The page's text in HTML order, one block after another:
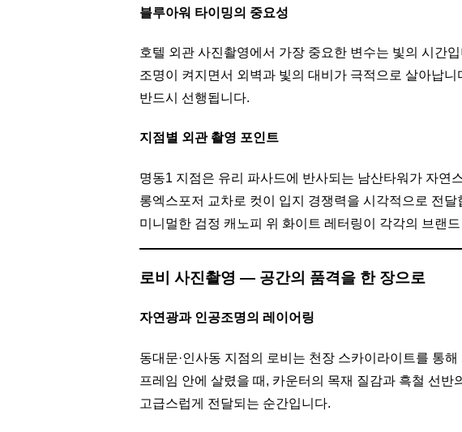
블루아워 타이밍의 중요성
호텔 외관 사진촬영에서 가장 중요한 변수는 빛의 시간
조명이 켜지면서 외벽과 빛의 대비가 극적으로 살아납
반드시 선행됩니다.
지점별 외관 촬영 포인트
명동1 지점은 유리 파사드에 반사되는 남산타워가 자연
롱엑스포저 교차로 컷이 입지 경쟁력을 시각적으로 전
미니멀한 검정 캐노피 위 화이트 레터링이 각각의 브랜
로비 사진촬영 — 공간의 품격을 한 장으로
자연광과 인공조명의 레이어링
동대문·인사동 지점의 로비는 천장 스카이라이트를 통
프레임 안에 살렸을 때, 카운터의 목재 질감과 흑철 선반
고급스럽게 전달되는 순간입니다.